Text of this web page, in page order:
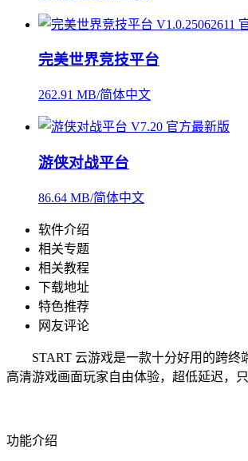
完美世界竞技平台
262.91 MB/简体中文
游侠对战平台
86.64 MB/简体中文
软件介绍
相关专题
相关教程
下载地址
特色推荐
网友评论
START 云游戏是一款十分好用的跨终
高清游戏画面玩家自由体验，超低延迟，
功能介绍